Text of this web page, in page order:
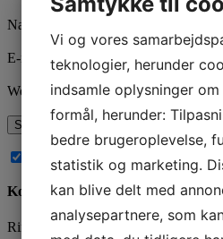
Navn
E-mail *
Websted
Abonnér på nye kommentarer til
Kontakt os
Ring og få en snak på 78 76 10 30
Vi og vores
teknologier, herunder
indsamle oplysninger
formål, herunder:
bedre brugeroplevelse,
statistik og marketing.
kan blive delt med
analysepartnere, som